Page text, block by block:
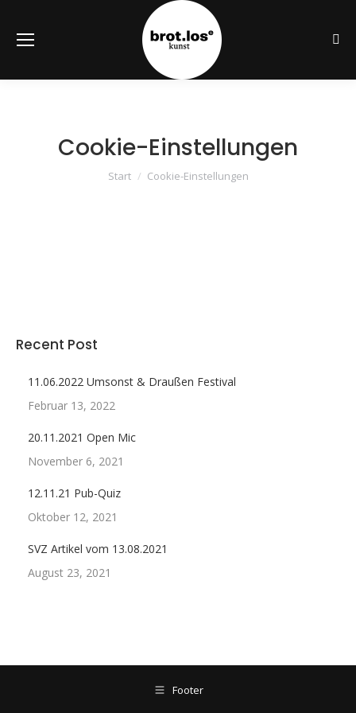
Cookie-Einstellungen
Sie befinden sich hier:
Start Cookie-Einstellungen
Recent Post
11.06.2022 Umsonst & Draußen Festival
Februar 13, 2022
20.11.2021 Open Mic
November 6, 2021
12.11.21 Pub-Quiz
Oktober 12, 2021
SVZ Artikel vom 13.08.2021
August 23, 2021
Footer